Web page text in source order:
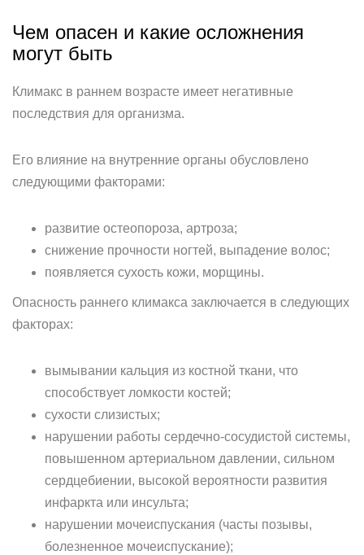
Чем опасен и какие осложнения
могут быть
Климакс в раннем возрасте имеет негативные
последствия для организма.
Его влияние на внутренние органы обусловлено
следующими факторами:
развитие остеопороза, артроза;
снижение прочности ногтей, выпадение волос;
появляется сухость кожи, морщины.
Опасность раннего климакса заключается в следующих
факторах:
вымывании кальция из костной ткани, что
способствует ломкости костей;
сухости слизистых;
нарушении работы сердечно-сосудистой системы,
повышенном артериальном давлении, сильном
сердцебиении, высокой вероятности развития
инфаркта или инсульта;
нарушении мочеиспускания (часты позывы,
болезненное мочеиспускание);